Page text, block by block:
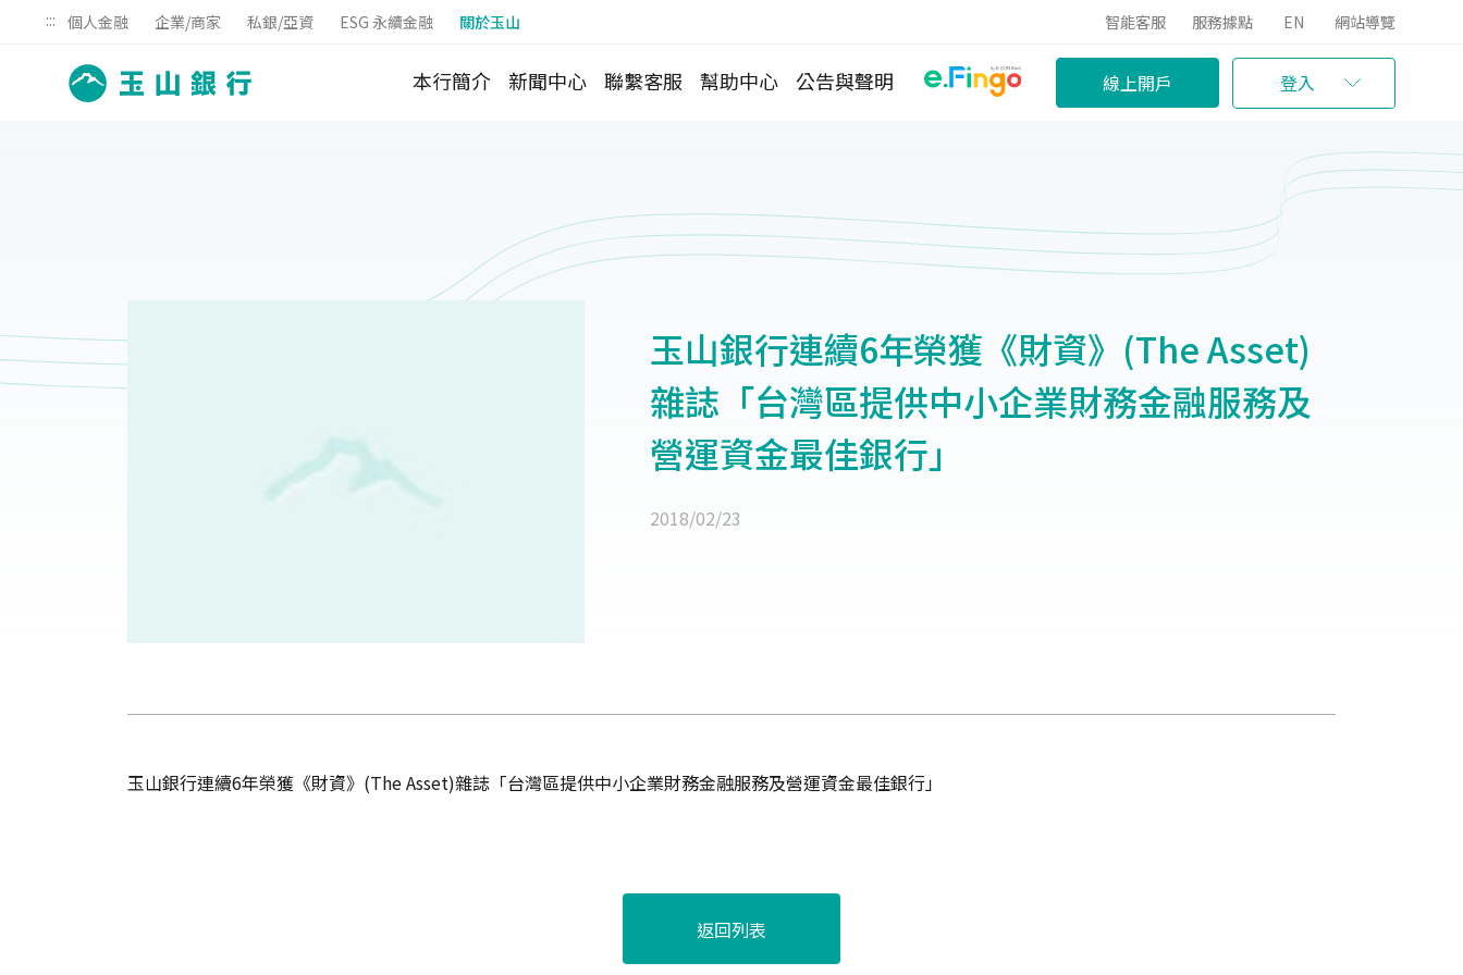
::: 個人金融 企業/商家 私銀/亞資 ESG 永續金融 關於玉山 智能客服 服務據點 EN 網站導覽
本行簡介 新聞中心 聯繫客服 幫助中心 公告與聲明 線上開戶 登入
玉山銀行連續6年榮獲《財資》(The Asset)
雜誌「台灣區提供中小企業財務金融服務及
營運資金最佳銀行」
2018/02/23
玉山銀行連續6年榮獲《財資》(The Asset)雜誌「台灣區提供中小企業財務金融服務及營運資金最佳銀行」
返回列表